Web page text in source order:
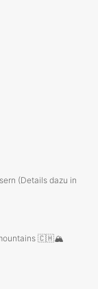
(Details dazu in
mountains 🇨🇭🏔